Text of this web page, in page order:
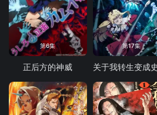
第6集
正后方的神威
第17集